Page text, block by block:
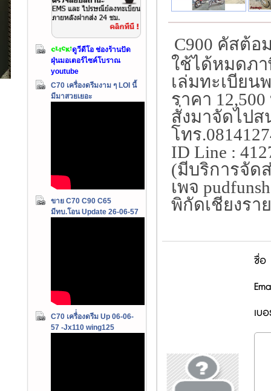
ดูวีดีโอ ช่องร้านปัด
ฝุ่นมอเตอร์ไซค์โบราณ
youtube
C70 เครื่องดรีมงาม ๆ LOI นี้
มีมาสวยเยอะ
ขาย C70 C90 C65
มีทบ.โอน Update 26-06-57
C70 เครื่่องดรีม Up 06-06-
57 -Jx110 wing125
C900 คัสต้อ
ใช้ได้หมดภ
เล่มทะเบียน
ราคา
สั่งมาจัดไป
โทร
ID Line :
(มีบริการจัด
เพจ
พิกัดเชียงรา
ชื่อ
เบ